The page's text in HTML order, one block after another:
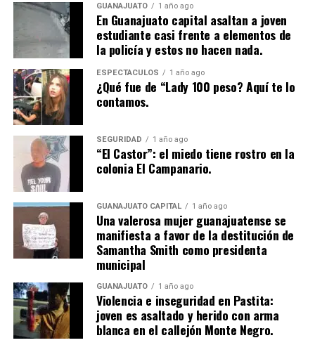
GUANAJUATO 1 año ago
En Guanajuato capital asaltan a joven
estudiante casi frente a elementos de
la policía y estos no hacen nada.
ESPECTÁCULOS 1 año ago
¿Qué fue de “Lady 100 peso? Aquí te lo
contamos.
SEGURIDAD 1 año ago
“El Castor”: el miedo tiene rostro en la
colonia El Campanario.
GUANAJUATO CAPITAL 1 año ago
Una valerosa mujer guanajuatense se
manifiesta a favor de la destitución de
Samantha Smith como presidenta
municipal
GUANAJUATO 1 año ago
Violencia e inseguridad en Pastita:
joven es asaltado y herido con arma
blanca en el callejón Monte Negro.